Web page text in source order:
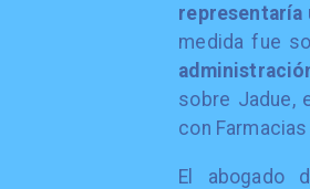
representaría
medida fue
sobre Jadue,
con
El abogado